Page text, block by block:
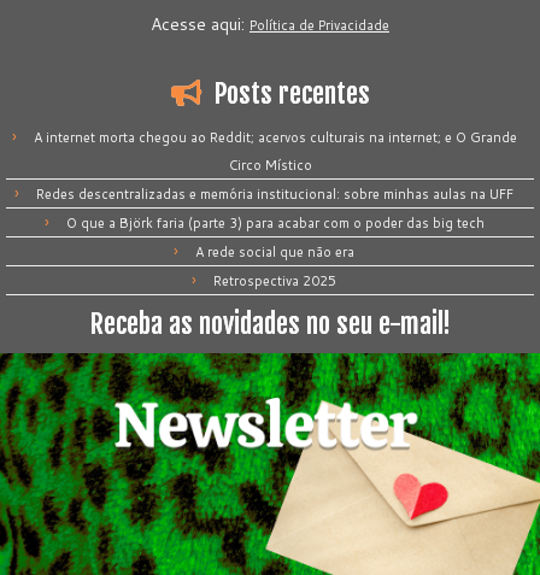
Acesse aqui: Política de Privacidade
Posts recentes
A internet morta chegou ao Reddit; acervos culturais na internet; e O Grande
Circo Místico
Redes descentralizadas e memória institucional: sobre minhas aulas na UFF
O que a Björk faria (parte 3) para acabar com o poder das big tech
A rede social que não era
Retrospectiva 2025
Receba as novidades no seu e-mail!